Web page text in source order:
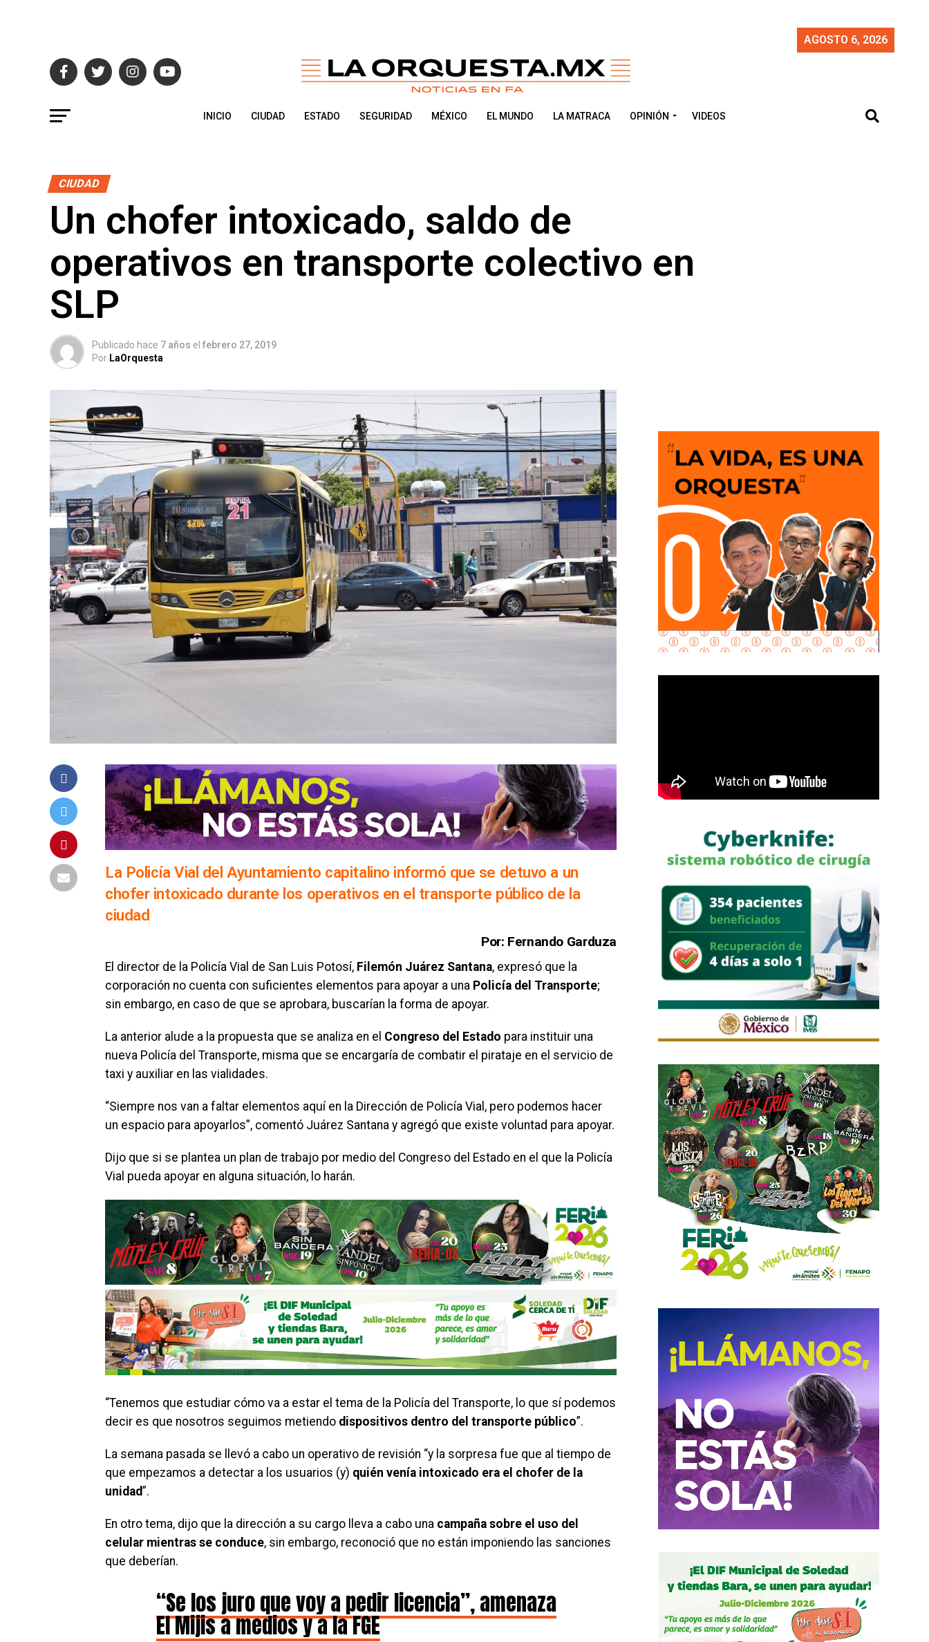
AGOSTO 6, 2026
INICIO CIUDAD ESTADO SEGURIDAD MÉXICO EL MUNDO LA MATRACA OPINIÓN VIDEOS
CIUDAD
Un chofer intoxicado, saldo de
operativos en transporte colectivo en
SLP
Publicado hace 7 años el febrero 27, 2019
Por LaOrquesta
La Policía Vial del Ayuntamiento capitalino informó que se detuvo a un
chofer intoxicado durante los operativos en el transporte público de la
ciudad
Por: Fernando Garduza
El director de la Policía Vial de San Luis Potosí, Filemón Juárez Santana, expresó que la
corporación no cuenta con suficientes elementos para apoyar a una Policía del Transporte;
sin embargo, en caso de que se aprobara, buscarían la forma de apoyar.
La anterior alude a la propuesta que se analiza en el Congreso del Estado para instituir una
nueva Policía del Transporte, misma que se encargaría de combatir el pirataje en el servicio de
taxi y auxiliar en las vialidades.
“Siempre nos van a faltar elementos aquí en la Dirección de Policía Vial, pero podemos hacer
un espacio para apoyarlos”, comentó Juárez Santana y agregó que existe voluntad para apoyar.
Dijo que si se plantea un plan de trabajo por medio del Congreso del Estado en el que la Policía
Vial pueda apoyar en alguna situación, lo harán.
“Tenemos que estudiar cómo va a estar el tema de la Policía del Transporte, lo que sí podemos
decir es que nosotros seguimos metiendo dispositivos dentro del transporte público”.
La semana pasada se llevó a cabo un operativo de revisión “y la sorpresa fue que al tiempo de
que empezamos a detectar a los usuarios (y) quién venía intoxicado era el chofer de la
unidad”.
En otro tema, dijo que la dirección a su cargo lleva a cabo una campaña sobre el uso del
celular mientras se conduce, sin embargo, reconoció que no están imponiendo las sanciones
que deberían.
“Se los juro que voy a pedir licencia”, amenaza
El Mijis a medios y a la FGE